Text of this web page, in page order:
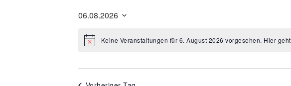
06.08.2026
wählen.
HinweisKeine Veranstaltungen für 6. August 2026 vorgesehen. Hier